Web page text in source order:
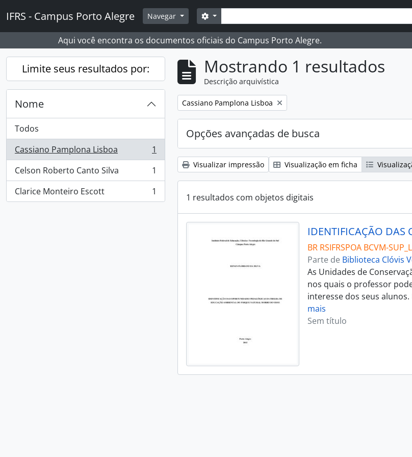
IFRS - Campus Porto Alegre Navegar Buscar
Opções de busca
Aqui você encontra os documentos oficiais do Campus Porto Alegre.
Limite seus resultados por:
Nome
Todos
Cassiano Pamplona Lisboa
, 1 resultados
1
Celson Roberto Canto Silva
, 1 resultados
1
Clarice Monteiro Escott
, 1 resultados 1
Mostrando 1 resultados
Descrição arquivística
Remover filtro:
Cassiano Pamplona Lisboa
Opções avançadas de busca
Visualizar impressão Visualização em ficha
1 resultados com objetos digitais
BR RSIFRSPOA BCVM-
Parte de Biblioteca Clóvis
As Unidades de
nos quais o professor
interesse dos seus
mais
Sem título